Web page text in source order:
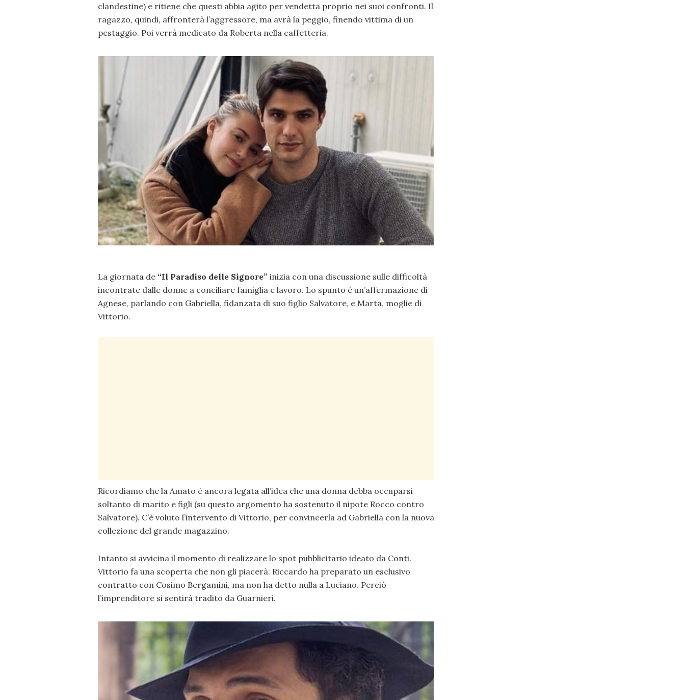
clandestine) e ritiene che questi abbia agito per vendetta proprio nei suoi confronti. Il
ragazzo, quindi, affronterà l’aggressore, ma avrà la peggio, finendo vittima di un
pestaggio. Poi verrà medicato da Roberta nella caffetteria.
La giornata de “Il Paradiso delle Signore” inizia con una discussione sulle difficoltà
incontrate dalle donne a conciliare famiglia e lavoro. Lo spunto è un’affermazione di
Agnese, parlando con Gabriella, fidanzata di suo figlio Salvatore, e Marta, moglie di
Vittorio.
Ricordiamo che la Amato è ancora legata all’idea che una donna debba occuparsi
soltanto di marito e figli (su questo argomento ha sostenuto il nipote Rocco contro
Salvatore). C’è voluto l’intervento di Vittorio, per convincerla ad Gabriella con la nuova
collezione del grande magazzino.
Intanto si avvicina il momento di realizzare lo spot pubblicitario ideato da Conti.
Vittorio fa una scoperta che non gli piacerà: Riccardo ha preparato un esclusivo
contratto con Cosimo Bergamini, ma non ha detto nulla a Luciano. Perciò
l’imprenditore si sentirà tradito da Guarnieri.